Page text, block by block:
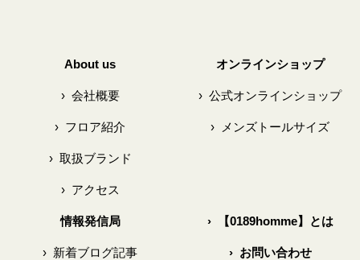
About us
›会社概要
› フロア紹介
›取扱ブランド
›アクセス
オンラインショップ
› 公式オンラインショップ
› メンズトールサイズ
情報発信局
› 新着ブログ記事
›【0189homme】とは
›お問い合わせ